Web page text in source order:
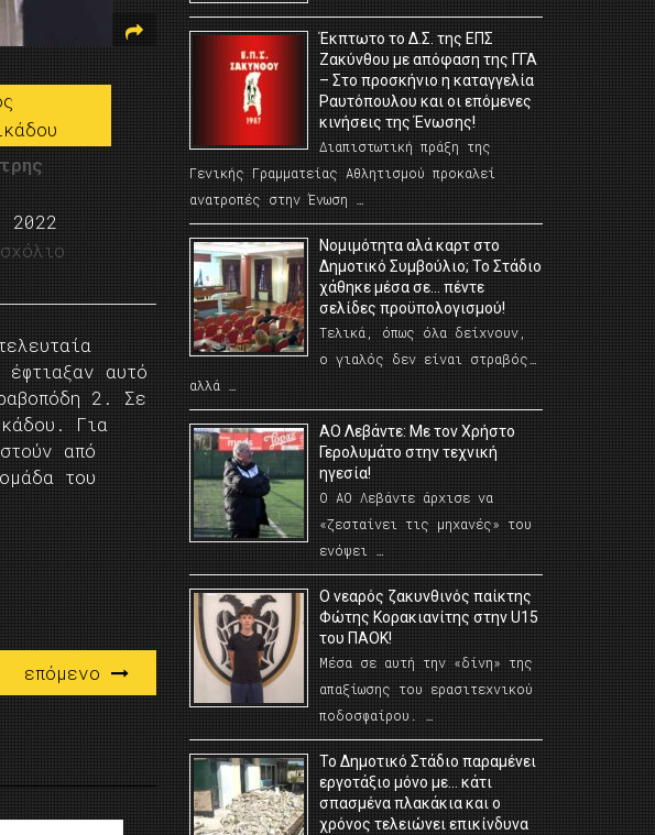
2022
αυτό
2. Σε
Για
από
του
επόμενο
Έκπτωτο το Δ.Σ. της ΕΠΣ
Ζακύνθου με απόφαση της ΓΓΑ
– Στο προσκήνιο η καταγγελία
Ραυτόπουλου και οι επόμενες
κινήσεις της Ένωσης!
Διαπιστωτική πράξη της
Γενικής Γραμματείας Αθλητισμού προκαλεί
ανατροπές στην Ένωση …
Νομιμότητα αλά καρτ στο
Δημοτικό Συμβούλιο; Το Στάδιο
χάθηκε μέσα σε… πέντε
σελίδες προϋπολογισμού!
Τελικά, όπως όλα δείχνουν,
ο γιαλός δεν είναι στραβός…
αλλά …
ΑΟ Λεβάντε: Με τον Χρήστο
Γερολυμάτο στην τεχνική
ηγεσία!
Ο ΑΟ Λεβάντε άρχισε να
«ζεσταίνει τις μηχανές» του
ενόψει …
O νεαρός ζακυνθινός παίκτης
Φώτης Κορακιανίτης στην U15
του ΠΑΟΚ!
Μέσα σε αυτή την «δίνη» της
απαξίωσης του ερασιτεχνικού
ποδοσφαίρου. …
Το Δημοτικό Στάδιο παραμένει
εργοτάξιο μόνο με… κάτι
σπασμένα πλακάκια και ο
χρόνος τελειώνει επικίνδυνα